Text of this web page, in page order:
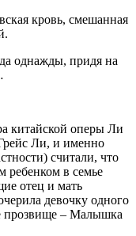
кровь, смешанная
однажды, придя на
китайской оперы Ли
Ли, и именно
считали, что
ребенком в семье
отец и мать
девочку одного
прозвище – Малышка